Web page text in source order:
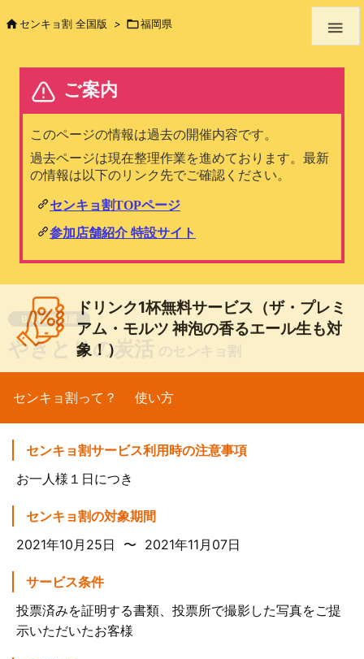

センキョ割 全国版 > 福岡県
BAR&居酒屋
やきとりの炭活
ドリンク1杯無料サービス（ザ・プレミ
アム・モルツ 神泡の香るエール生も対
象！）
センキョ割って？ 使い方
センキョ割サービス利用時の注意事項
お一人様１日につき
センキョ割の対象期間
2021年10月25日 〜 2021年11月07日
サービス条件
投票済みを証明する書類、投票所で撮影した写真をご提
示いただいたお客様